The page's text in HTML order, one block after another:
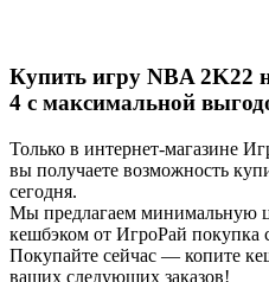
Купить игру NBA 2K22
4 с максимальной
Только в интернет-магазине
вы получаете возможность
сегодня.
Мы предлагаем минимальную
кешбэком от ИгроРай покупка
Покупайте сейчас — копите
ваших следующих заказов!